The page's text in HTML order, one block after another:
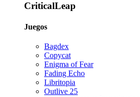
CriticalLeap
Juegos
Bagdex
Copycat
Enigma of Fear
Fading Echo
Libritopia
Outlive 25